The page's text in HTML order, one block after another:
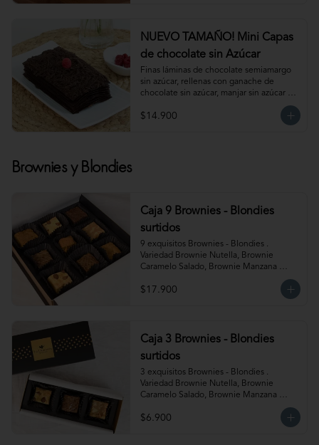
NUEVO TAMAÑO! Mini Capas
de chocolate sin Azúcar
Finas láminas de chocolate semiamargo
sin azúcar, rellenas con ganache de
chocolate sin azúcar, manjar sin azúcar y
¡Simplemente irresistible!
Para 6-8 personas. Producto congelado,
$14.900
Brownies y Blondies
Caja 9 Brownies - Blondies
surtidos
9 exquisitos Brownies - Blondies .
Variedad Brownie Nutella, Brownie
Caramelo Salado, Brownie Manzana
Canela, Blondie Galleta Lotus, Blondie
Almendra y Blondie Mantequilla de
sabores!
$17.900
Caja 3 Brownies - Blondies
surtidos
3 exquisitos Brownies - Blondies .
Variedad Brownie Nutella, Brownie
Caramelo Salado, Brownie Manzana
Canela, Blondie Galleta Lotus, Blondie
Almendra y Blondie Mantequilla de
$6.900